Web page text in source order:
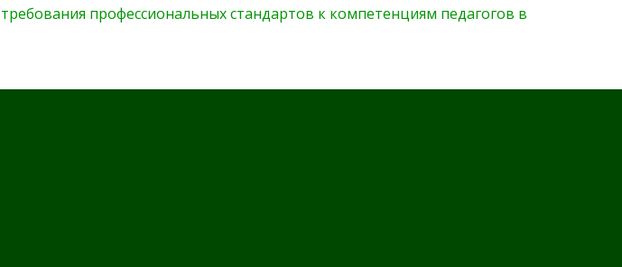
профессиональных стандартов к компетенциям педагогов в